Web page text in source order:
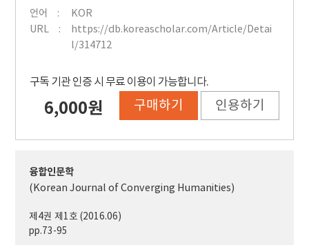
언어
KOR
URL
https://db.koreascholar.com/Article/Detai
l/314712
구독 기관 인증 시 무료 이용이 가능합니다.
6,000원 구매하기 인용하기
융합인문학
(Korean Journal of Converging Humanities)
제4권 제1호 (2016.06)
pp.73-95